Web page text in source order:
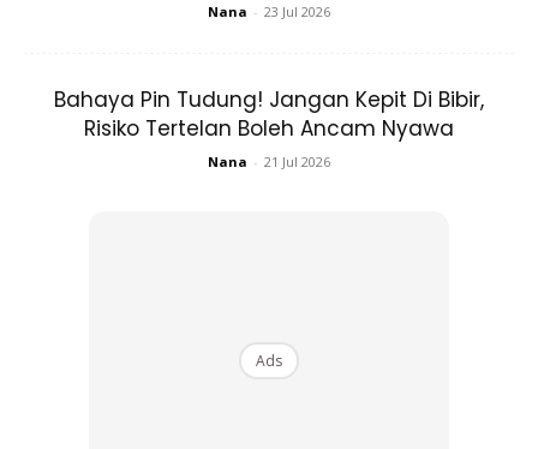
Nana - 23 Jul 2026
Bahaya Pin Tudung! Jangan Kepit Di Bibir,
Risiko Tertelan Boleh Ancam Nyawa
Nana - 21 Jul 2026
Ads